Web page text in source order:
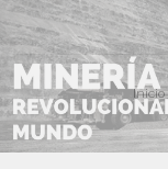
Inicio